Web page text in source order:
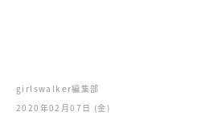
girlswalker編集部
2020年02月07日 (金)